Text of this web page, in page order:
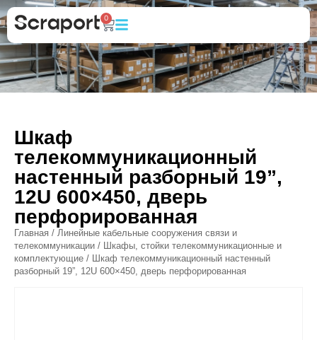
0
Шкаф
телекоммуникационный
настенный разборный 19”,
12U 600×450, дверь
перфорированная
Главная / Линейные кабельные сооружения связи и
телекоммуникации / Шкафы, стойки телекоммуникационные и
комплектующие / Шкаф телекоммуникационный настенный
разборный 19”, 12U 600×450, дверь перфорированная